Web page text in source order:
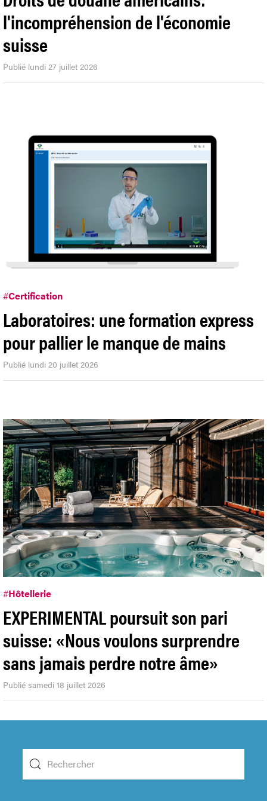
l'incompréhension de l'économie
suisse
Publié lundi 27 juillet 2026
#Certification
Laboratoires: une formation express
pour pallier le manque de mains
Publié lundi 20 juillet 2026
#Hôtellerie
EXPERIMENTAL poursuit son pari
suisse: «Nous voulons surprendre
sans jamais perdre notre âme»
Publié samedi 18 juillet 2026